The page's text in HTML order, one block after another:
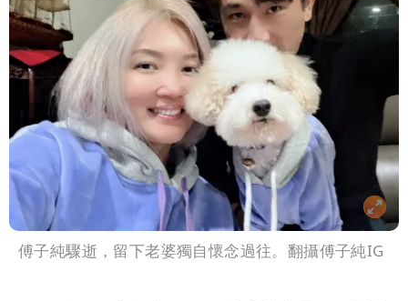
傅子純驟逝，留下老婆獨自懷念過往。翻攝傅子純IG